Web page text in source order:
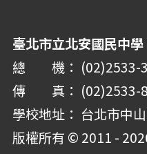
臺北市立北安國民中學
總 機： (02)2533-
傳 真： (02)2533-
學校地址： 台北市中
版權所有 © 2011 -